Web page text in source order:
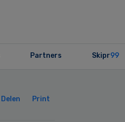
Partners Skipr99
Delen Print